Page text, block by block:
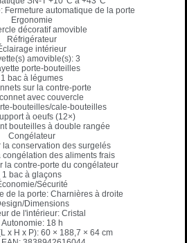
Fermeture automatique de la porte
Ergonomie
décoratif amovible
Réfrigérateur
intérieur
amovible(s): 3
porte-bouteilles
1 bac à légumes
sur la contre-porte
avec couvercle
bouteilles/cale-bouteilles
à oeufs (12×)
bouteilles à double rangée
Congélateur
la conservation des surgelés
congélation des aliments frais
la contre-porte du congélateur
1 bac à glaçons
Sécurité
de la porte: Charnières à droite
Dimensions
de l'intérieur: Cristal
Autonomie: 18 h
x H x P): 60 × 188,7 × 64 cm